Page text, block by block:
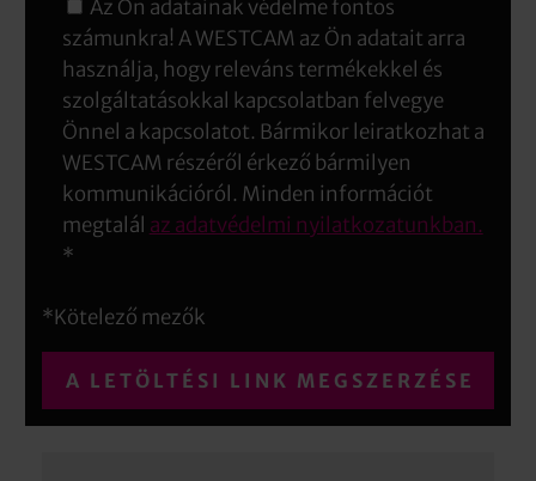
Az Ön adatainak védelme fontos
számunkra! A WESTCAM az Ön adatait arra
használja, hogy releváns termékekkel és
szolgáltatásokkal kapcsolatban felvegye
Önnel a kapcsolatot. Bármikor leiratkozhat a
WESTCAM részéről érkező bármilyen
kommunikációról. Minden információt
megtalál az adatvédelmi nyilatkozatunkban.
*
*Kötelező mezők